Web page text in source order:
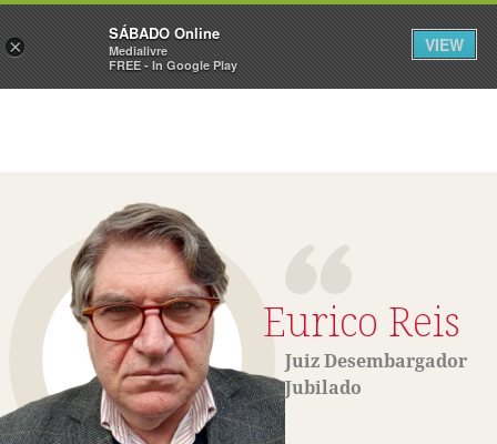
Sábado Assine Iniciar Sessão
Eurico Reis
Juiz Desembargador
Jubilado
×
SÁBADO Online
Medialivre
FREE - In Google Play
VIEW